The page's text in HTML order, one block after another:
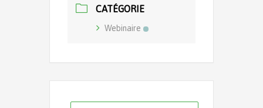
CATÉGORIE
Webinaire